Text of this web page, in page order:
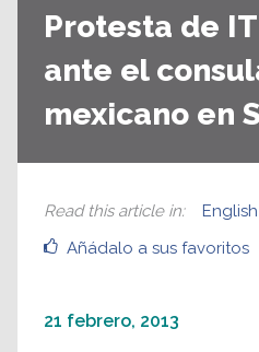
Protesta de
ante el
mexicano en
Añádalo a sus favoritos
Read this article in: English
21 febrero, 2013